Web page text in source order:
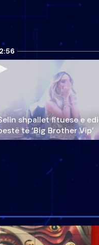
shpallet fituese e
të ‘Big Brother Vip’